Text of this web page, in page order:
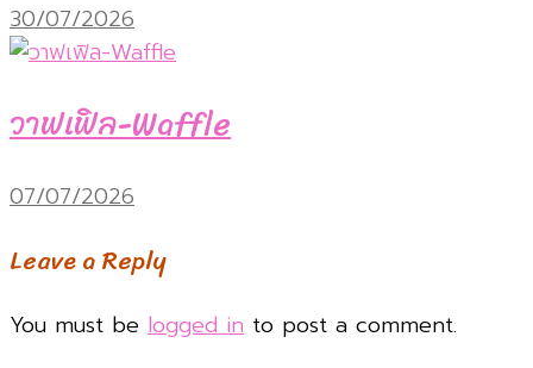
30/07/2026
วาฟเฟิล-Waffle
07/07/2026
Leave a Reply
You must be logged in to post a comment.